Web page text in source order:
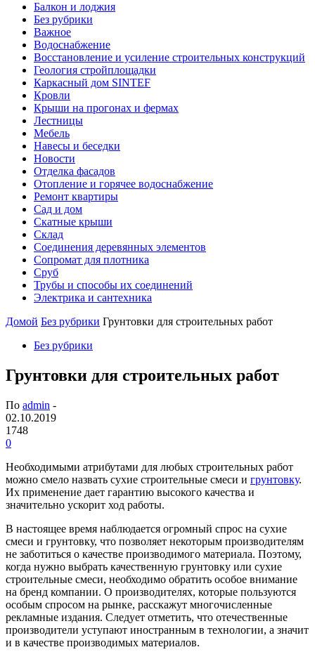
Балкон и лоджия
Без рубрики
Важное
Водоснабжение
Восстановление и усиление строительных конструкций
Геология стройплощадки
Каркасный дом SINTEF
Кровли
Крыши на прогонах и фермах
Лестницы
Мебель
Навесы и беседки
Новости
Отделка фасадов
Отопление и горячее водоснабжение
Ремонт квартиры
Сад и дом
Скатные крыши
Склад
Соединения деревянных элементов
Сопромат для плотника
Сруб
Трубы и способы их соединений
Электрика и сантехника
Домой Без рубрики Грунтовки для строительных работ
Без рубрики
Грунтовки для строительных работ
По admin -
02.10.2019
1748
0
Необходимыми атрибутами для любых строительных работ
можно смело назвать сухие строительные смеси и грунтовку.
Их применение дает гарантию высокого качества и
значительно ускорит ход работы.
В настоящее время наблюдается огромный спрос на сухие
смеси и грунтовку, что позволяет некоторым производителям
не заботиться о качестве производимого материала. Поэтому,
когда нужно выбрать качественную грунтовку или сухие
строительные смеси, необходимо обратить особое внимание
на бренд компании. О производителях, которые пользуются
особым спросом на рынке, расскажут многочисленные
рекламные издания. Следует отметить, что отечественные
производители уступают иностранным в технологии, а значит
и в качестве производимых материалов.